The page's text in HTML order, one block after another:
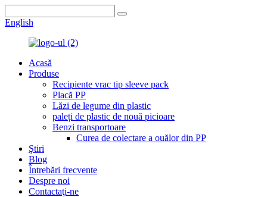
English
Acasă
Produse
Recipiente vrac tip sleeve pack
Placă PP
Lăzi de legume din plastic
paleți de plastic de nouă picioare
Benzi transportoare
Curea de colectare a ouălor din PP
Ştiri
Blog
Întrebări frecvente
Despre noi
Contactaţi-ne